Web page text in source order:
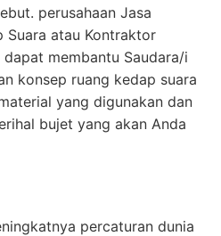
perusahaan Jasa
Suara atau Kontraktor
dapat membantu Saudara/i
konsep ruang kedap suara
yang digunakan dan
bujet yang akan Anda
percaturan dunia